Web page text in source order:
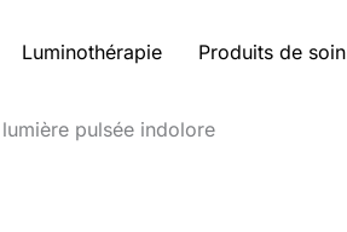
Luminothérapie Produits de soin
lumière pulsée indolore